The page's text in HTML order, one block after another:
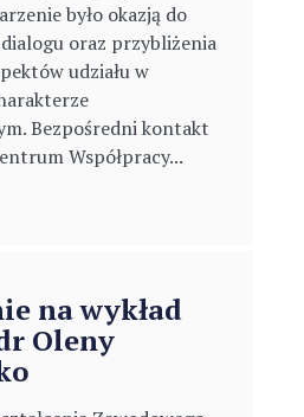
było okazją do
oraz przybliżenia
udziału w
Bezpośredni kontakt
Współpracy...
na wykład
Oleny